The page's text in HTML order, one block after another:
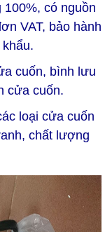
có nguồn
VAT, bảo hành
cuốn, bình lưu
cửa cuốn.
loại cửa cuốn
chất lượng